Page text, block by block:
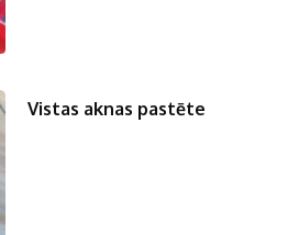
Vistas aknas pastēte